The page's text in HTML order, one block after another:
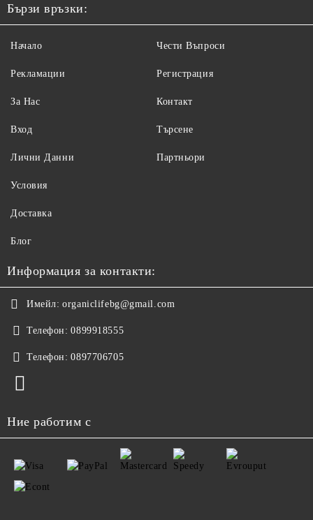
Бързи връзки:
Начало
Рекламации
За Нас
Вход
Чести Въпроси
Регистрация
Контакт
Търсене
Лични Данни
Условия
Доставка
Блог
Партньори
Информация за контакти:
Имейл: organiclifebg@gmail.com
Телефон: 0899918555
Телефон: 0897706705
Ние работим с